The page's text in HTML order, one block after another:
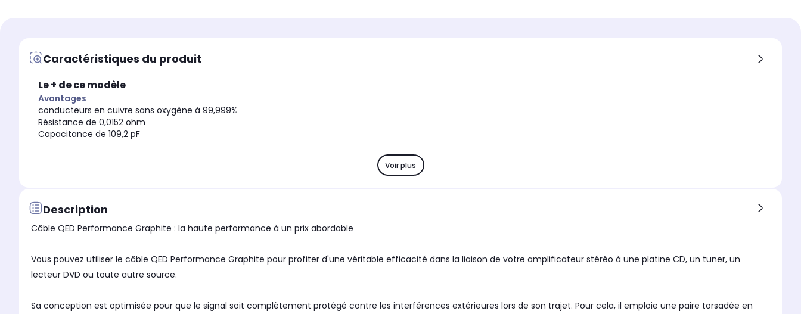
Caractéristiques du produit
Le + de ce modèle
Avantages
conducteurs en cuivre sans oxygène à 99,999%
Résistance de 0,0152 ohm
Capacitance de 109,2 pF
Voir plus
Description
Câble QED Performance Graphite : la haute performance à un prix abordable
Vous pouvez utiliser le câble QED Performance Graphite pour profiter d'une véritable efficacité dans la liaison de votre amplificateur stéréo à une platine CD, un tuner, un
lecteur DVD ou toute autre source.
Sa conception est optimisée pour que le signal soit complètement protégé contre les interférences extérieures lors de son trajet. Pour cela, il emploie une paire torsadée en